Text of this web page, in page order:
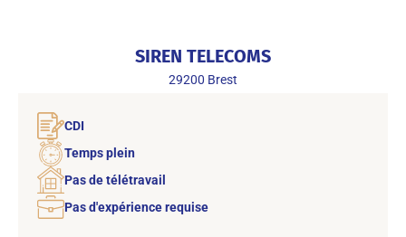
SIREN TELECOMS
29200 Brest
CDI
Temps plein
Pas de télétravail
Pas d'expérience requise